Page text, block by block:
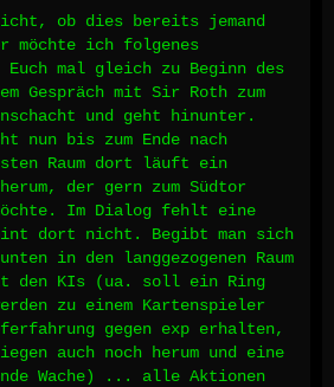
ob dies bereits jemand
möchte ich folgenes
mal gleich zu Beginn des
Gespräch mit Sir Roth zum
und geht hinunter.
nun bis zum Ende nach
Raum dort läuft ein
der gern zum Südtor
Im Dialog fehlt eine
dort nicht. Begibt man sich
in den langgezogenen Raum
den KIs (ua. soll ein Ring
zu einem Kartenspieler
gegen exp erhalten,
auch noch herum und eine
Wache) ... alle Aktionen